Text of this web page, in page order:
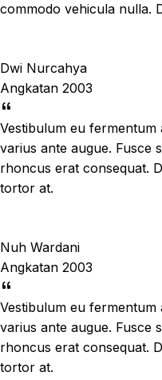
commodo vehicula nulla.
Dwi Nurcahya
Angkatan 2003
Vestibulum eu fermentum
varius ante augue. Fusce
rhoncus erat consequat.
tortor at.
Nuh Wardani
Angkatan 2003
Vestibulum eu fermentum
varius ante augue. Fusce
rhoncus erat consequat.
tortor at.